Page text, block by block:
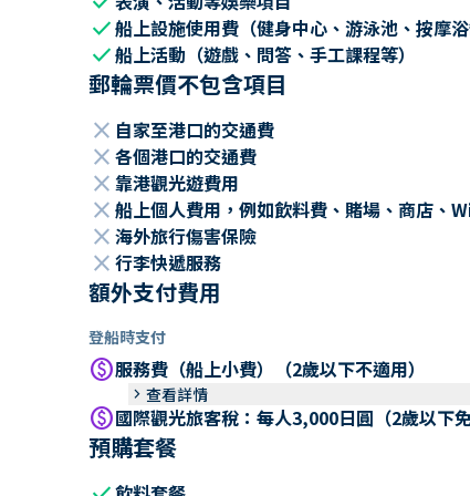
check船上設施使用費（健身中心、游泳池、按摩
check船上活動（遊戲、問答、手工課程等）
郵輪票價不包含項目
close 自家至港口的交通費
close 各個港口的交通費
close 靠港觀光遊費用
close 船上個人費用，例如飲料費、賭場、商店、
close 海外旅行傷害保險
close 行李快遞服務
額外支付費用
登船時支付
paid服務費（船上小費）（2歲以下不適用）
keyboard_arrow_right 查看詳情
paid國際觀光旅客稅：每人3,000日圓（2歲以下
預購套餐